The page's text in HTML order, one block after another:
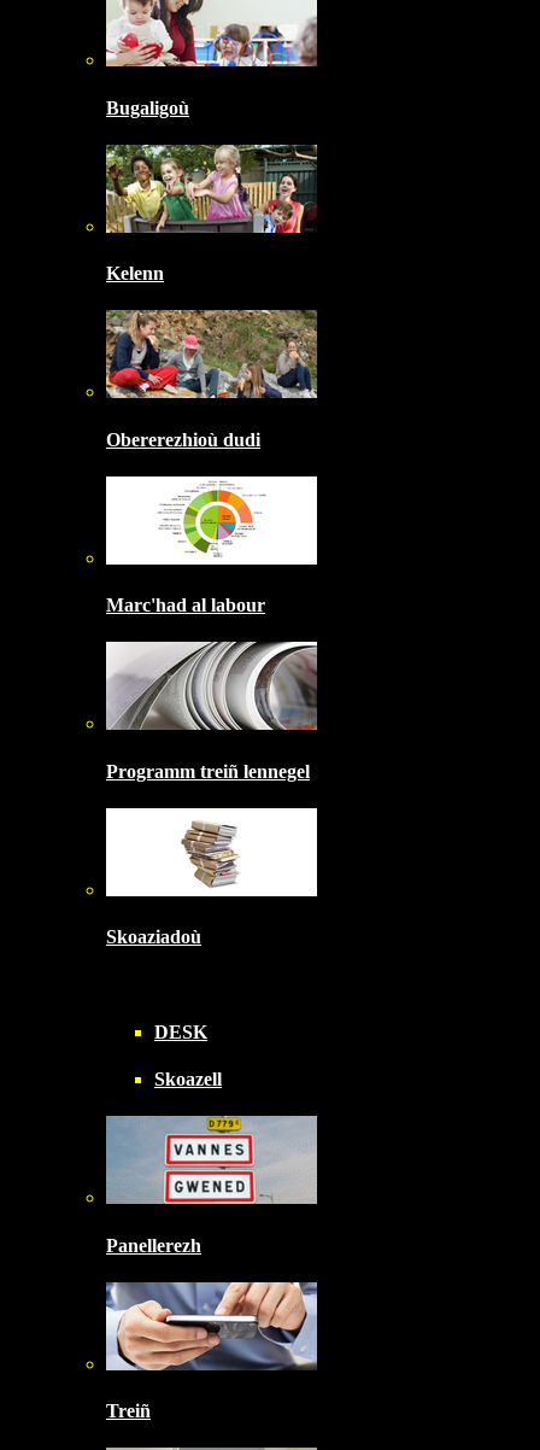
Bugaligoù
Kelenn
Obererezhioù dudi
Marc'had al labour
Programm treiñ lennegel
Skoaziadoù
DESK
Skoazell
Panellerezh
Treiñ